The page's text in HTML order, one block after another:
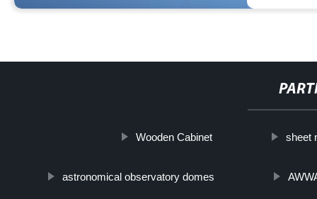
Wooden Cabinet sheet
astronomical observatory domes